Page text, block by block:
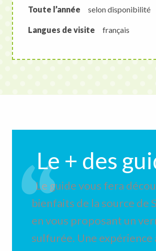
Toute l’année selon disponibilité
Langues de visite français
Le + des
Le guide vous fera
bienfaits de la source de
en vous proposant un
sulfurée. Une expérience